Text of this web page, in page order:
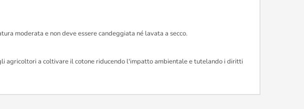
moderata e non deve essere candeggiata né lavata a secco.
agricoltori a coltivare il cotone riducendo l'impatto ambientale e tutelando i diritti